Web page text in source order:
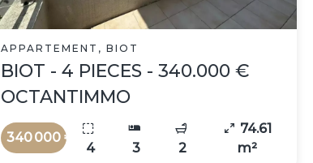
APPARTEMENT, BIOT
BIOT - 4 PIECES - 340.000 €
OCTANTIMMO
340 000 €
4 3 2
74.61
m²